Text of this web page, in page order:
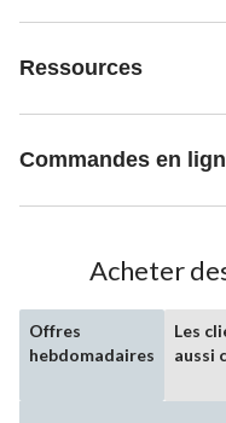
Ressources
Commandes en
Acheter
Offres
hebdomadaires
Les
aussi